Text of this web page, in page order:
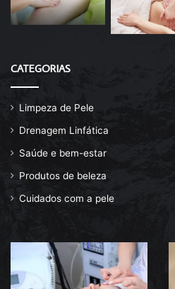
CATEGORIAS
Limpeza de Pele
Drenagem Linfática
Saúde e bem-estar
Produtos de beleza
Cuidados com a pele
Descubra
o